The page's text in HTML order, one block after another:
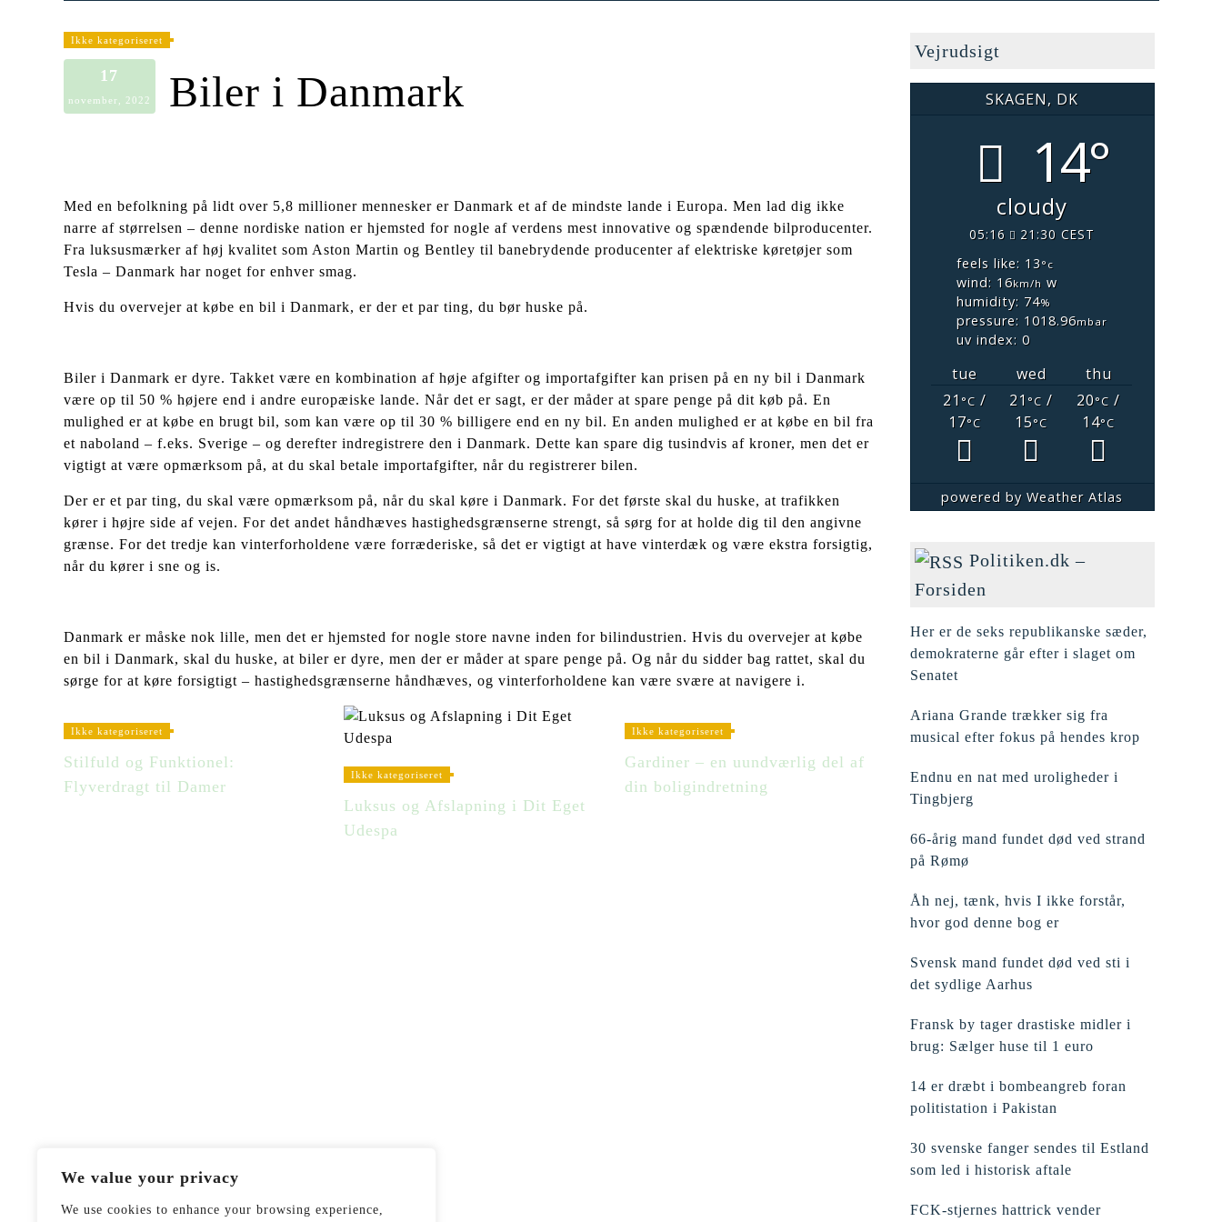
We value your privacy
We use cookies to enhance your browsing experience,
Ikke kategoriseret
17
november, 2022 Biler i Danmark
Med en befolkning på lidt over 5,8 millioner mennesker er Danmark et af de mindste lande i Europa. Men lad dig ikke
narre af størrelsen – denne nordiske nation er hjemsted for nogle af verdens mest innovative og spændende bilproducenter.
Fra luksusmærker af høj kvalitet som Aston Martin og Bentley til banebrydende producenter af elektriske køretøjer som
Tesla – Danmark har noget for enhver smag.
Hvis du overvejer at købe en bil i Danmark, er der et par ting, du bør huske på.
Biler i Danmark er dyre. Takket være en kombination af høje afgifter og importafgifter kan prisen på en ny bil i Danmark
være op til 50 % højere end i andre europæiske lande. Når det er sagt, er der måder at spare penge på dit køb på. En
mulighed er at købe en brugt bil, som kan være op til 30 % billigere end en ny bil. En anden mulighed er at købe en bil fra
et naboland – f.eks. Sverige – og derefter indregistrere den i Danmark. Dette kan spare dig tusindvis af kroner, men det er
vigtigt at være opmærksom på, at du skal betale importafgifter, når du registrerer bilen.
Der er et par ting, du skal være opmærksom på, når du skal køre i Danmark. For det første skal du huske, at trafikken
kører i højre side af vejen. For det andet håndhæves hastighedsgrænserne strengt, så sørg for at holde dig til den angivne
grænse. For det tredje kan vinterforholdene være forræderiske, så det er vigtigt at have vinterdæk og være ekstra forsigtig,
når du kører i sne og is.
Danmark er måske nok lille, men det er hjemsted for nogle store navne inden for bilindustrien. Hvis du overvejer at købe
en bil i Danmark, skal du huske, at biler er dyre, men der er måder at spare penge på. Og når du sidder bag rattet, skal du
sørge for at køre forsigtigt – hastighedsgrænserne håndhæves, og vinterforholdene kan være svære at navigere i.
Ikke kategoriseret
Stilfuld og Funktionel:
Flyverdragt til Damer
Ikke kategoriseret
Luksus og Afslapning i Dit Eget
Udespa
Ikke kategoriseret
Gardiner – en uundværlig del af
din boligindretning
Vejrudsigt
SKAGEN, DK
14°
cloudy
05:16
21:30 CEST
feels like: 13°c
wind: 16km/h w
humidity: 74%
pressure: 1018.96mbar
uv index: 0
tue wed
thu
21 °C/
17°C
21 °C /
15°C
20°C /
14°C
powered byWeather Atlas
Politiken.dk –
Forsiden
Her er de seks republikanske sæder,
demokraterne går efter i slaget om
Senatet
Ariana Grande trækker sig fra
musical efter fokus på hendes krop
Endnu en nat med uroligheder i
Tingbjerg
66-årig mand fundet død ved strand
på Rømø
Åh nej, tænk, hvis I ikke forstår,
hvor god denne bog er
Svensk mand fundet død ved sti i
det sydlige Aarhus
Fransk by tager drastiske midler i
brug: Sælger huse til 1 euro
14 er dræbt i bombeangreb foran
politistation i Pakistan
30 svenske fanger sendes til Estland
som led i historisk aftale
FCK-stjernes hattrick vender